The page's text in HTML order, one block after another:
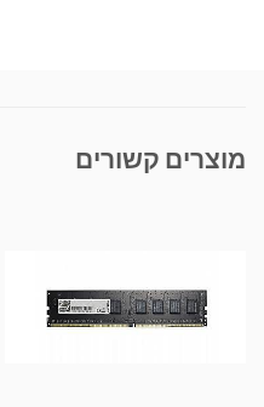
מוצרים קשורים